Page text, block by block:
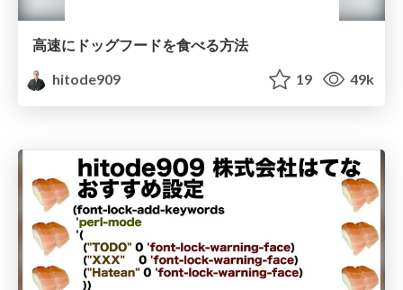
高速にドッグフードを食べる方法
hitode909
19 49k